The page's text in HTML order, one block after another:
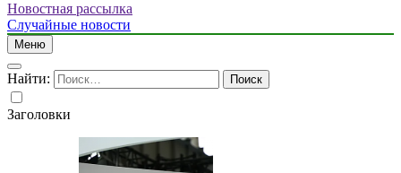
Новостная рассылка
Случайные новости
Меню
Найти:
Заголовки